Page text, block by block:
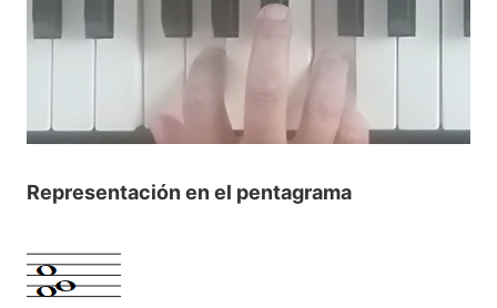
Representación en el pentagrama